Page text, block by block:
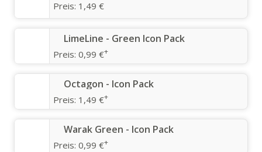
Preis: 1,49 €
LimeLine - Green Icon Pack
Preis: 0,99 €+
Octagon - Icon Pack
Preis: 1,49 €+
Warak Green - Icon Pack
Preis: 0,99 €+